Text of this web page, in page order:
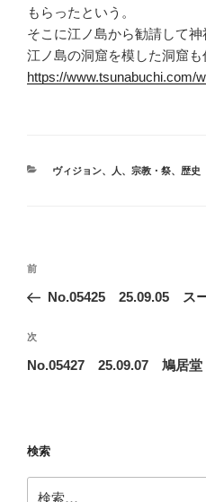
もらったという。
そこに江ノ島から勧請して神
江ノ島の洞窟を模した洞窟も
https://www.tsunabuchi.com/
カ
ヴィジョン、 人、 宗教・祭、 歴史
投
ナ
ビ
ゲ
ン
前
の
稿
前
No.05425 25.09.05 ス
次
の
次
No.05427 25.09.07 鳩居堂
検索